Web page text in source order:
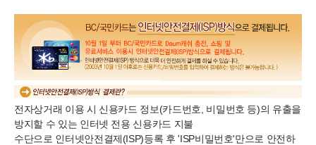
전자상거래 이용 시 신용카드 정보(카드번호, 비밀번호 등)의 유출을
방지할 수 있는 인터넷 전용 신용카드 지불
수단으로 인터넷안전결제(ISP)등록 후 'ISP비밀번호'만으로 안전하